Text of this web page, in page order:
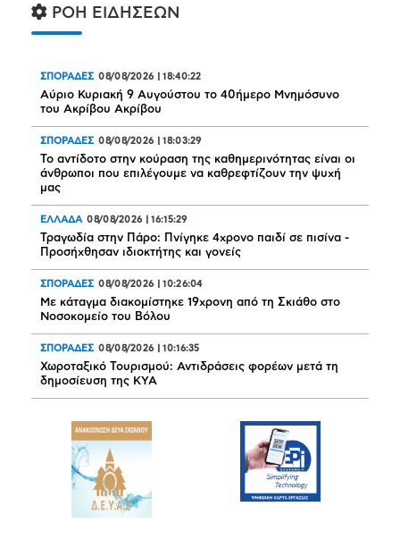
ΡΟΗ ΕΙΔΗΣΕΩΝ
ΣΠΟΡΑΔΕΣ 08/08/2026 18:40:22
Αύριο Κυριακή 9 Αυγούστου το 40ήμερο Μνημόσυνο
του Ακρίβου Ακρίβου
ΣΠΟΡΑΔΕΣ 08/08/2026 18:03:29
Το αντίδοτο στην κούραση της καθημερινότητας είναι οι
άνθρωποι που επιλέγουμε να καθρεφτίζουν την ψυχή
μας
ΕΛΛΑΔΑ 08/08/2026 16:15:29
Τραγωδία στην Πάρο: Πνίγηκε 4χρονο παιδί σε πισίνα -
Προσήχθησαν ιδιοκτήτης και γονείς
ΣΠΟΡΑΔΕΣ 08/08/2026 10:26:04
Mε κάταγμα διακομίστηκε 19χρονη από τη Σκιάθο στο
Νοσοκομείο του Βόλου
ΣΠΟΡΑΔΕΣ 08/08/2026 10:16:35
Χωροταξικό Τουρισμού: Αντιδράσεις φορέων μετά τη
δημοσίευση της ΚΥΑ